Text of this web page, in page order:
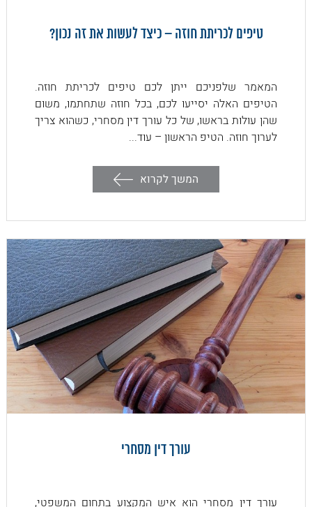
טיפים לכריתת חוזה – כיצד לעשות את זה נכון?
המאמר שלפניכם ייתן לכם טיפים לכריתת חוזה.
הטיפים האלה יסייעו לכם, בכל חוזה שתחתמו, משום
שהן עולות בראשו, של כל עורך דין מסחרי, כשהוא צריך
לערוך חוזה. הטיפ הראשון – עוד...
המשך לקרוא
עורך דין מסחרי
עורך דין מסחרי הוא איש המקצוע בתחום המשפטי,